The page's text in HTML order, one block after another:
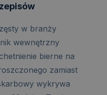
w branży
wewnętrzny
bierne na
zamiast
wykrywa